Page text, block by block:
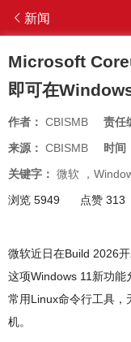
新闻
Microsoft
即可在
作者： CBISMB 责任
来源： CBISMB 时间
关键字： 微软 ，
浏览 5949
点赞 313
微软近日在Build 2026
这项Windows 11新功
常用Linux命令行工具，
机。